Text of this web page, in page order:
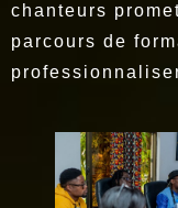
chanteurs
parcours de